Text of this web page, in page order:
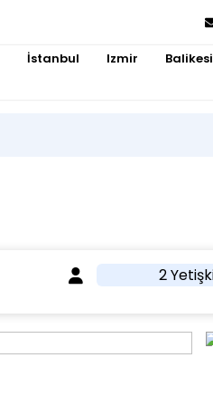
İstanbul Izmir
2